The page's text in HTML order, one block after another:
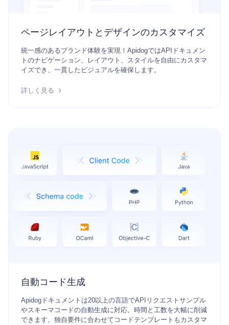
ページレイアウトとデザインのカスタマイズ
統一感のあるブランド体験を実現！ApidogではAPIドキュメン
トのナビゲーション、レイアウト、スタイルを自由にカスタマ
イズでき、一貫したビジュアルを確保します。
詳しく見る
自動コード生成
Apidogドキュメントは20以上の言語でAPIリクエストサンプル
やスキーマコードの自動生成に対応。時間と工数を大幅に削減
できます。独自要件に合わせてコードテンプレートもカスタマ